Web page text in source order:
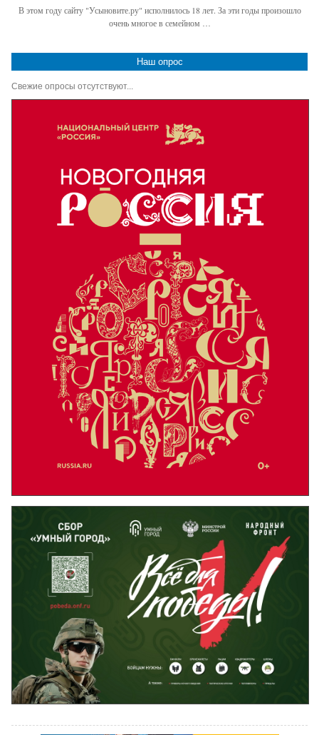
В этом году сайту "Усыновите.ру" исполнилось 18 лет. За эти годы произошло
очень многое в семейном …
Наш опрос
Свежие опросы отсутствуют...